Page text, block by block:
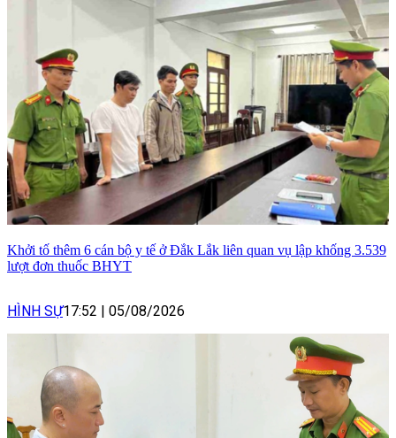
Khởi tố thêm 6 cán bộ y tế ở Đắk Lắk liên quan vụ lập khống 3.539
lượt đơn thuốc BHYT
HÌNH SỰ17:52 05/08/2026